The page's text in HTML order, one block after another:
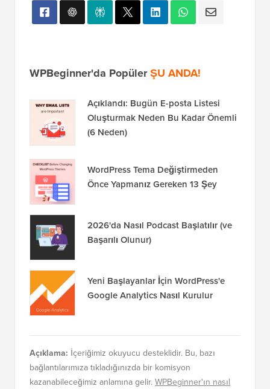
WPBeginner'da PopülerŞU ANDA!
Açıklandı: Bugün E-posta Listesi
Oluşturmak Neden Bu Kadar Önemli
(6 Neden)
WordPress Tema Değiştirmeden
Önce Yapmanız Gereken 13 Şey
2026'da Nasıl Podcast Başlatılır (ve
Başarılı Olunur)
Yeni Başlayanlar İçin WordPress'e
Google Analytics Nasıl Kurulur
Açıklama: İçeriğimiz okuyucu desteklidir. Bu, bazı
bağlantılarımıza tıkladığınızda bir komisyon
kazanabileceğimiz anlamına gelir. WPBeginner'ın nasıl